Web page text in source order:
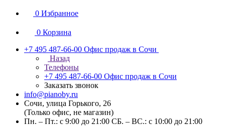
0 Избранное
0 Корзина
+7 495 487-66-00 Офис продаж в Сочи
Назад
Телефоны
+7 495 487-66-00 Офис продаж в Сочи
Заказать звонок
info@pianoby.ru
Сочи, улица Горького, 26
(Только офис, не магазин)
Пн. – Пт.: с 9:00 до 21:00 СБ. – ВС.: с 10:00 до 21:00